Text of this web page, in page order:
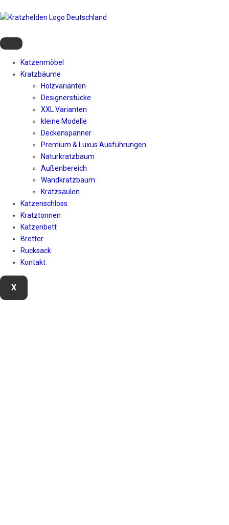
Katzenmöbel
Kratzbäume
Holzvarianten
Designerstücke
XXL Varianten
kleine Modelle
Deckenspanner
Premium & Luxus Ausführungen
Naturkratzbaum
Außenbereich
Wandkratzbaum
Kratzsäulen
Katzenschloss
Kratztonnen
Katzenbett
Bretter
Rucksack
Kontakt
X